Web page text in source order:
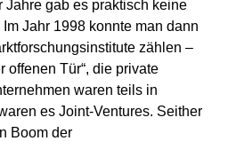
Jahre gab es praktisch keine
Jahr 1998 konnte man dann
zählen –
offenen Tür“, die private
waren teils in
es Joint-Ventures. Seither
Boom der